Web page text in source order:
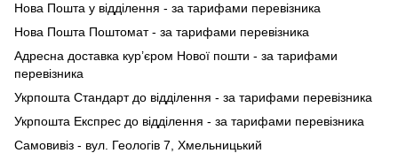
Нова Пошта у відділення - за тарифами перевізника
Нова Пошта Поштомат - за тарифами перевізника
Адресна доставка кур’єром Нової пошти - за тарифами
перевізника
Укрпошта Стандарт до відділення - за тарифами перевізника
Укрпошта Експрес до відділення - за тарифами перевізника
Самовивіз - вул. Геологів 7, Хмельницький